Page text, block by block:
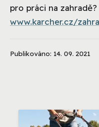
pro práci na
www.karcher.cz/
Publikováno: 14. 09. 2021